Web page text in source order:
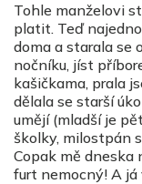
Tohle manželovi
platit. Teď
doma a starala se
nočníku, jíst
kašičkama, prala
dělala se starší
umějí (mladší je
školky, milostpán
Copak mě
furt nemocný! A